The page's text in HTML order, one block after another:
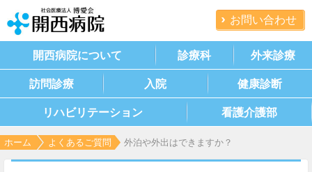
お問い合わせ
開西病院について 診療科 外来診療
訪問診療 入院 健康診断
リハビリテーション 看護介護部
ホーム よくあるご質問 外泊や外出はできますか？